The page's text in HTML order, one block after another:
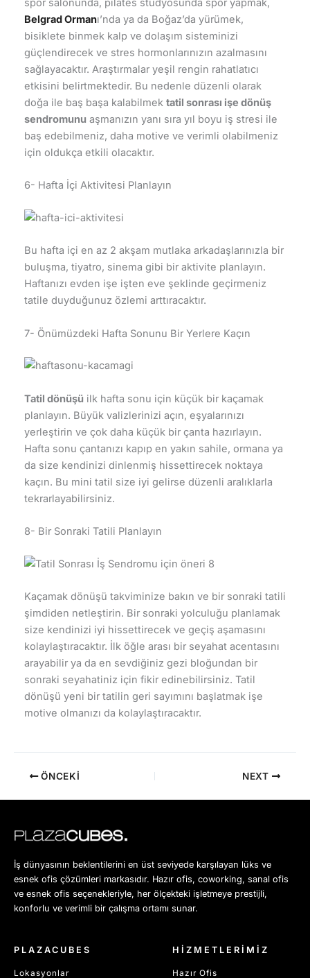
spor salonunda, pilates stüdyosunda spor yapmak,
Belgrad Ormanı’nda ya da Boğaz’da yürümek,
bisiklete binmek kalp ve dolaşım sisteminizi
güçlendirecek ve stres hormonlarınızın azalmasını
sağlayacaktır. Araştırmalar yeşil rengin rahatlatıcı
etkisini belirtmektedir. Bu nedenle düzenli olarak
doğa ile baş başa kalabilmek tatil sonrası işe dönüş
sendromunu aşmanızın yanı sıra yıl boyu iş stresi ile
baş edebilmeniz, daha motive ve verimli olabilmeniz
için oldukça etkili olacaktır.
6- Hafta İçi Aktivitesi Planlayın
Bu hafta içi en az 2 akşam mutlaka arkadaşlarınızla bir
buluşma, tiyatro, sinema gibi bir aktivite planlayın.
Haftanızı evden işe işten eve şeklinde geçirmeniz
tatile duyduğunuz özlemi arttıracaktır.
7- Önümüzdeki Hafta Sonunu Bir Yerlere Kaçın
Tatil dönüşü ilk hafta sonu için küçük bir kaçamak
planlayın. Büyük valizlerinizi açın, eşyalarınızı
yerleştirin ve çok daha küçük bir çanta hazırlayın.
Hafta sonu çantanızı kapıp en yakın sahile, ormana ya
da size kendinizi dinlenmiş hissettirecek noktaya
kaçın. Bu mini tatil size iyi gelirse düzenli aralıklarla
tekrarlayabilirsiniz.
8- Bir Sonraki Tatili Planlayın
Kaçamak dönüşü takviminize bakın ve bir sonraki tatili
şimdiden netleştirin. Bir sonraki yolculuğu planlamak
size kendinizi iyi hissettirecek ve geçiş aşamasını
kolaylaştıracaktır. İlk öğle arası bir seyahat acentasını
arayabilir ya da en sevdiğiniz gezi bloğundan bir
sonraki seyahatiniz için fikir edinebilirsiniz. Tatil
dönüşü yeni bir tatilin geri sayımını başlatmak işe
motive olmanızı da kolaylaştıracaktır.
ÖNCEKI NEXT
İş dünyasının beklentilerini en üst seviyede karşılayan lüks ve
esnek ofis çözümleri markasıdır. Hazır ofis, coworking, sanal ofis
ve esnek ofis seçenekleriyle, her ölçekteki işletmeye prestijli,
konforlu ve verimli bir çalışma ortamı sunar.
PLAZACUBES
Lokasyonlar
HİZMETLERİMİZ
Hazır Ofis